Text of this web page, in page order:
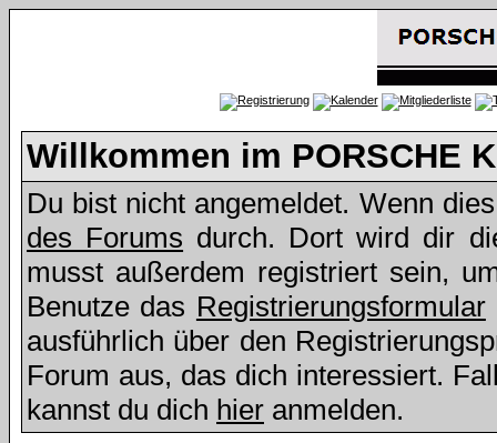
Willkommen im PORSCHE
Du bist nicht angemeldet. Wenn
des Forums durch. Dort wird dir
musst außerdem registriert sein,
Benutze das Registrierungsformular
ausführlich über den
Forum aus, das dich interessiert.
kannst du dich hier anmelden.